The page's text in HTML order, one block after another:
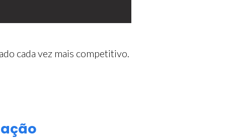
cada vez mais competitivo.